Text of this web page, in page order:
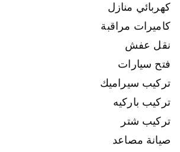
كهربائي منازل
كاميرات مراقبة
نقل عفش
فتح سيارات
تركيب سيراميك
تركيب باركيه
تركيب شتر
صيانة مصاعد